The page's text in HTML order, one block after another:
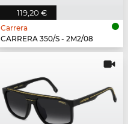
119,20 €
Carrera
CARRERA 350/S - 2M2/08